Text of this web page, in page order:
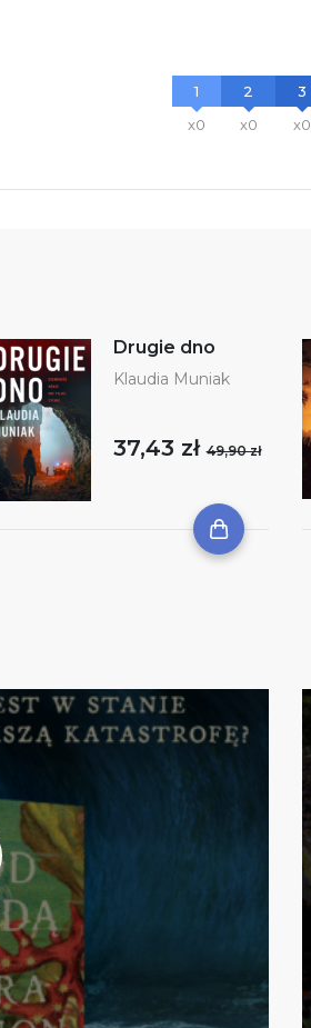
1
x0
2
x0
3
x0
Drugie dno
Klaudia Muniak
37,43 zł49,90 zł